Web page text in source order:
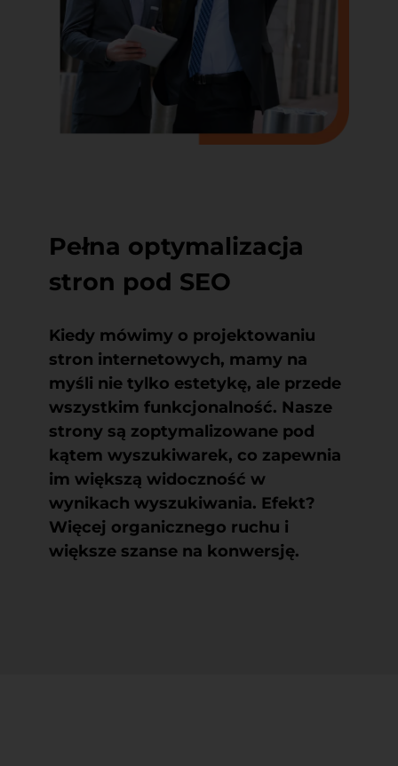
Pełna optymalizacja
stron pod SEO
Kiedy mówimy o projektowaniu
stron internetowych, mamy na
myśli nie tylko estetykę, ale przede
wszystkim funkcjonalność. Nasze
strony są zoptymalizowane pod
kątem wyszukiwarek, co zapewnia
im większą widoczność w
wynikach wyszukiwania. Efekt?
Więcej organicznego ruchu i
większe szanse na konwersję.